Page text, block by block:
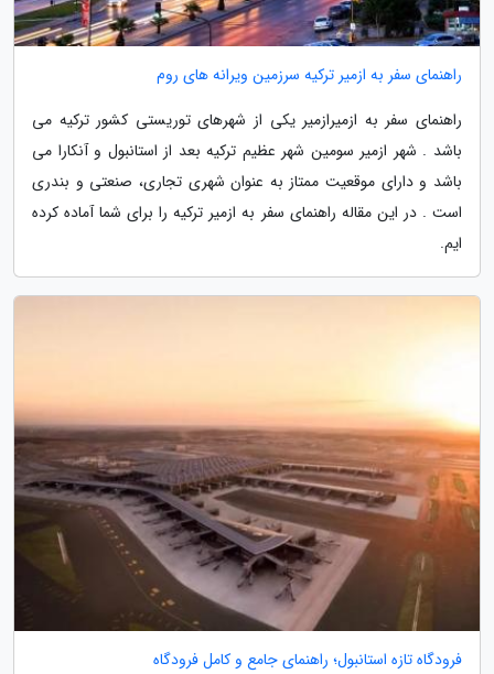
راهنمای سفر به ازمیر ترکیه سرزمین ویرانه های روم
راهنمای سفر به ازمیرازمیر یکی از شهرهای توریستی کشور ترکیه می
باشد . شهر ازمیر سومین شهر عظیم ترکیه بعد از استانبول و آنکارا می
باشد و دارای موقعیت ممتاز به عنوان شهری تجاری، صنعتی و بندری
است . در این مقاله راهنمای سفر به ازمیر ترکیه را برای شما آماده کرده
ایم.
فرودگاه تازه استانبول؛ راهنمای جامع و کامل فرودگاه